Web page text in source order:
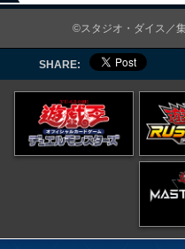
©スタジオ・ダイス／
SHARE: